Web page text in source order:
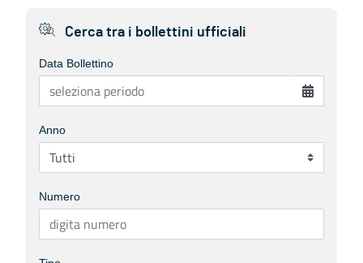
Cerca tra i bollettini ufficiali
Data Bollettino
Anno
Numero